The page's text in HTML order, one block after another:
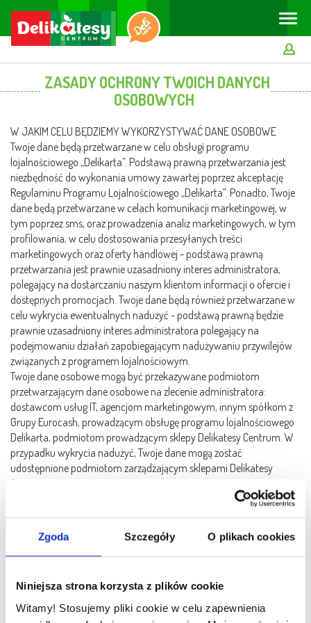
Zgoda Szczegóły O plikach cookies
Niniejsza strona korzysta z plików cookie
Witamy! Stosujemy pliki cookie w celu zapewnienia
Toggle
ZASADY OCHRONY TWOICH DANYCH
OSOBOWYCH
W JAKIM CELU BĘDZIEMY WYKORZYSTYWAĆ DANE OSOBOWE
Twoje dane będą przetwarzane w celu obsługi programu
lojalnościowego „Delikarta”. Podstawą prawną przetwarzania jest
niezbędność do wykonania umowy zawartej poprzez akceptację
Regulaminu Programu Lojalnościowego „Delikarta”. Ponadto, Twoje
dane będą przetwarzane w celach komunikacji marketingowej, w
tym poprzez sms, oraz prowadzenia analiz marketingowych, w tym
profilowania, w celu dostosowania przesyłanych treści
marketingowych oraz oferty handlowej - podstawą prawną
przetwarzania jest prawnie uzasadniony interes administratora,
polegający na dostarczaniu naszym klientom informacji o ofercie i
dostępnych promocjach. Twoje dane będą również przetwarzane w
celu wykrycia ewentualnych nadużyć - podstawą prawną będzie
prawnie uzasadniony interes administratora polegający na
podejmowaniu działań zapobiegającym nadużywaniu przywilejów
związanych z programem lojalnościowym.
Twoje dane osobowe mogą być przekazywane podmiotom
przetwarzającym dane osobowe na zlecenie administratora:
dostawcom usług IT, agencjom marketingowym, innym spółkom z
Grupy Eurocash, prowadzącym obsługę programu lojalnościowego
Delikarta, podmiotom prowadzącym sklepy Delikatesy Centrum. W
przypadku wykrycia nadużyć, Twoje dane mogą zostać
udostępnione podmiotom zarządzającym sklepami Delikatesy
Centrum.
OKRES WYKORZYSTYWANIA DANYCH OSOBOWYCH
Twoje dane osobowe będą przetwarzane przez okres trwania
umowy, aż do rezygnacji z uczestnictwa w programie
lojalnościowym. Okres przechowywania danych osobowych może
jeżeli przetwarzanie danych osobowych będzie niezbędne dla
dochodzenia ewentualnych roszczeń lub obrony przed takimi